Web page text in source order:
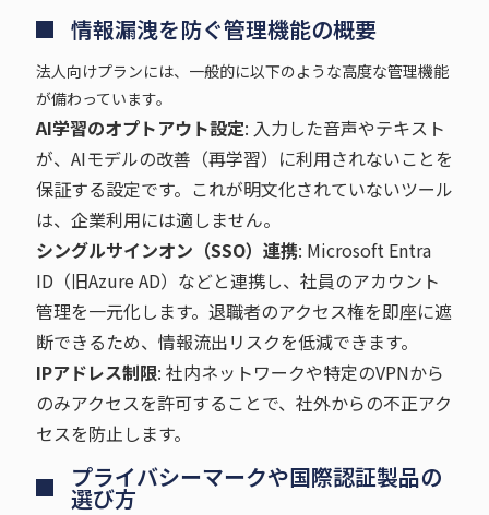
情報漏洩を防ぐ管理機能の概要
法人向けプランには、一般的に以下のような高度な管理機能
が備わっています。
AI学習のオプトアウト設定: 入力した音声やテキスト
が、AIモデルの改善（再学習）に利用されないことを
保証する設定です。これが明文化されていないツール
は、企業利用には適しません。
シングルサインオン（SSO）連携: Microsoft Entra
ID（旧Azure AD）などと連携し、社員のアカウント
管理を一元化します。退職者のアクセス権を即座に遮
断できるため、情報流出リスクを低減できます。
IPアドレス制限: 社内ネットワークや特定のVPNから
のみアクセスを許可することで、社外からの不正アク
セスを防止します。
プライバシーマークや国際認証製品の
選び方